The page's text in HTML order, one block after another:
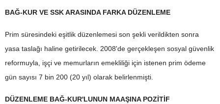
BAĞ-KUR VE SSK ARASINDA FARKA DÜZENLEME
Prim süresindeki eşitlik düzenlemesi son şekli verildikten sonra
yasa taslağı haline getirilecek. 2008'de gerçekleşen sosyal güvenlik
reformuyla, işçi ve memurların emekliliği için istenen prim ödeme
gün sayısı 7 bin 200 (20 yıl) olarak belirlenmişti.
DÜZENLEME BAĞ-KUR'LUNUN MAAŞINA POZİTİF